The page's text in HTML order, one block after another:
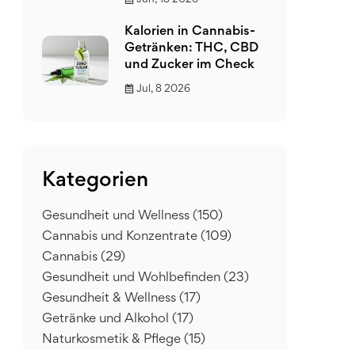
Kalorien in Cannabis-
Getränken: THC, CBD
und Zucker im Check
Jul, 8 2026
Kategorien
Gesundheit und Wellness (150)
Cannabis und Konzentrate (109)
Cannabis (29)
Gesundheit und Wohlbefinden (23)
Gesundheit & Wellness (17)
Getränke und Alkohol (17)
Naturkosmetik & Pflege (15)